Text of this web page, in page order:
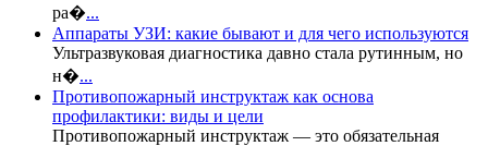
ра�...
Аппараты УЗИ: какие бывают и для чего используются
Ультразвуковая диагностика давно стала рутинным, но
н�...
Противопожарный инструктаж как основа
профилактики: виды и цели
Противопожарный инструктаж — это обязательная